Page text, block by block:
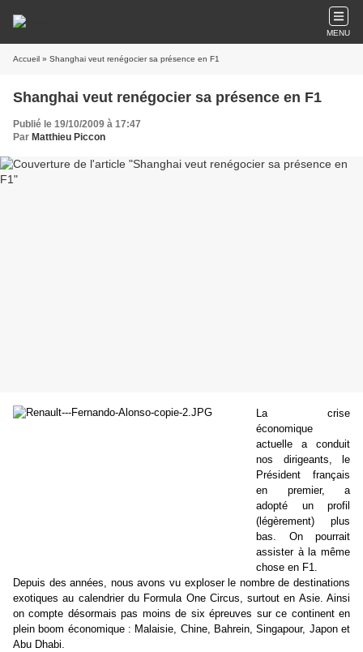
MENU
Accueil » Shanghai veut renégocier sa présence en F1
Shanghai veut renégocier sa présence en F1
Publié le 19/10/2009 à 17:47
Par Matthieu Piccon
La crise
économique
actuelle a conduit
nos dirigeants, le
Président français
en premier, a
adopté un profil
(légèrement) plus
bas. On pourrait
assister à la même
chose en F1.
Depuis des années, nous avons vu exploser le nombre de destinations
exotiques au calendrier du Formula One Circus, surtout en Asie. Ainsi
on compte désormais pas moins de six épreuves sur ce continent en
plein boom économique : Malaisie, Chine, Bahrein, Singapour, Japon et
Abu Dhabi.